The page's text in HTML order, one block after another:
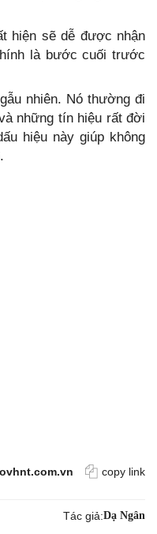
hiện sẽ dễ được nhận
là bước cuối trước
nhiên. Nó thường đi
những tín hiệu rất đời
hiệu này giúp không
copy link
Tác giả:Dạ Ngân